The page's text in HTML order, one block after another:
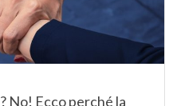
No! Ecco perché la